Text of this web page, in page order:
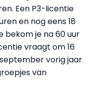
Een P3-licentie
en nog eens 18
bekom je na 60 uur
vraagt om 16
vorig jaar
van